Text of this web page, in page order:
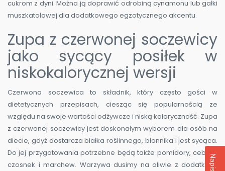
cukrom z dyni. Można ją doprawić odrobiną cynamonu lub gałki
muszkatołowej dla dodatkowego egzotycznego akcentu.
Zupa z czerwonej soczewicy
jako sycący posiłek w
niskokalorycznej wersji
Czerwona soczewica to składnik, który często gości w
dietetycznych przepisach, ciesząc się popularnością ze
względu na swoje wartości odżywcze i niską kaloryczność. Zupa
z czerwonej soczewicy jest doskonałym wyborem dla osób na
diecie, gdyż dostarcza białka roślinnego, błonnika i jest sycąca.
Do jej przygotowania potrzebne będą także pomidory, cebula,
czosnek i marchew. Warzywa dusimy na oliwie z dodatkiem